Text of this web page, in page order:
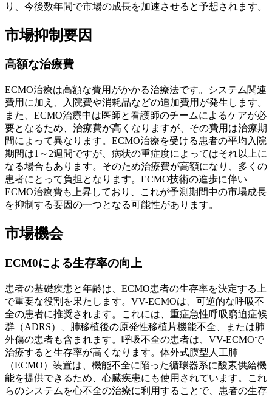
り、今後数年間で市場の成長を加速させると予想されます。
市場抑制要因
高額な治療費
ECMO治療は高額な費用がかかる治療法です。システム関連
費用に加え、入院費や消耗品などの追加費用が発生します。
また、ECMO治療中は医師と看護師のチームによるケアが必
要となるため、治療費が高くなりますが、その費用は治療期
間によって異なります。ECMO治療を受ける患者の平均入院
期間は1～2週間ですが、病状の重症度によってはそれ以上に
なる場合もあります。そのため治療費が高額になり、多くの
患者にとって負担となります。ECMO技術の進歩に伴い
ECMO治療費も上昇しており、これが予測期間中の市場成長
を抑制する要因の一つとなる可能性があります。
市場機会
ECM0による生存率の向上
患者の基礎疾患と年齢は、ECMO患者の生存率を決定する上
で重要な役割を果たします。VV-ECMOは、可逆的な呼吸不
全の患者に推奨されます。これには、重症急性呼吸窮迫症候
群（ADRS）、肺移植後の原発性移植片機能不全、または肺
外傷の患者も含まれます。呼吸不全の患者は、VV-ECMOで
治療すると生存率が高くなります。体外式膜型人工肺
（ECMO）装置は、機能不全に陥った循環器系に酸素供給機
能を提供できるため、心臓疾患にも使用されています。これ
らのシステムを心不全の治療に利用することで、患者の生存